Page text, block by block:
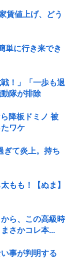
賃値上げ、どう
単に行き来でき
！」「一歩も退
隊が排除
降板ドミノ 被
ワケ
ぎて炎上。持ち
もも！【ぬま】
ら、この高級時
さかコレ本...
事が判明する